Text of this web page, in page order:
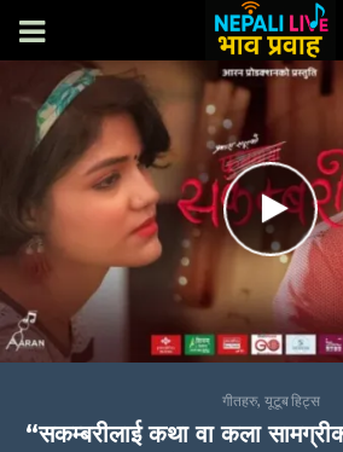
गीतहरु, यूटूब हिट्स
“सकम्बरीलाई कथा वा कला